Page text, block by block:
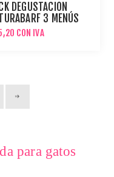
DEGUSTACIÓN
3 MENÚS
5,4KG PARA GATOS
CON IVA
para gatos